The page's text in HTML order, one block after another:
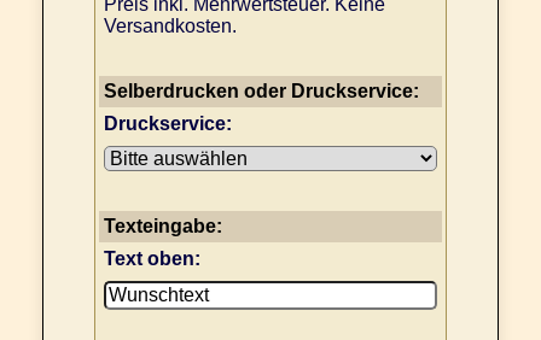
Preis inkl. Mehrwertsteuer. Keine
Versandkosten.
Selberdrucken oder Druckservice:
Druckservice:
Texteingabe:
Text oben: